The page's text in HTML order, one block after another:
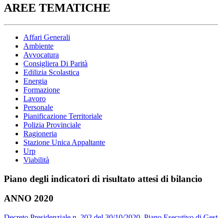
AREE TEMATICHE
Affari Generali
Ambiente
Avvocatura
Consigliera Di Parità
Edilizia Scolastica
Energia
Formazione
Lavoro
Personale
Pianificazione Territoriale
Polizia Provinciale
Ragioneria
Stazione Unica Appaltante
Urp
Viabilità
Piano degli indicatori di risultato attesi di bilancio
ANNO 2020